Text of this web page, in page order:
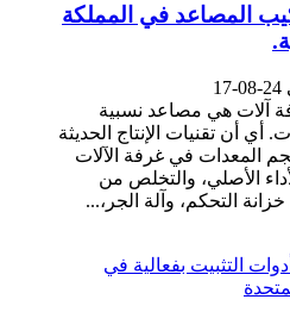
المصاعد في المملكة
آلات هي مصاعد نسبية
أي أن تقنيات الإنتاج الحديثة
المعدات في غرفة الآلات
الأصلي، والتخلص من
التحكم، وآلة الجر،...